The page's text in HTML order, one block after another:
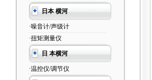
日本 横河
·噪音计/声级计
·扭矩测量仪
日 本横河
·温控仪/调节仪